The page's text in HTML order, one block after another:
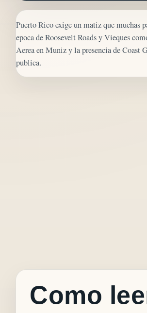
Puerto Rico exige un matiz que muchas
epoca de Roosevelt Roads y Vieques
Aerea en Muniz y la presencia de Coast
publica.
Como